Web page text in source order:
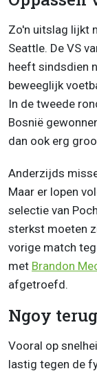
Zo'n uitslag lijkt
Seattle. De VS
heeft sindsdien
beweeglijk
In de tweede
Bosnië
dan ook erg
Anderzijds
Maar er lopen
selectie van
sterkst moeten
vorige match
met Brandon
afgetroefd.
Ngoy
Vooral op
lastig tegen de